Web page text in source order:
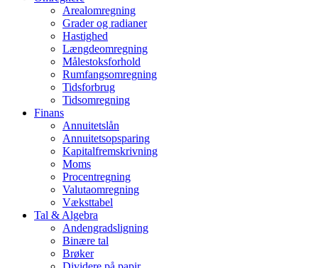
Arealomregning
Grader og radianer
Hastighed
Længdeomregning
Målestoksforhold
Rumfangsomregning
Tidsforbrug
Tidsomregning
Finans
Annuitetslån
Annuitetsopsparing
Kapitalfremskrivning
Moms
Procentregning
Valutaomregning
Væksttabel
Tal & Algebra
Andengradsligning
Binære tal
Brøker